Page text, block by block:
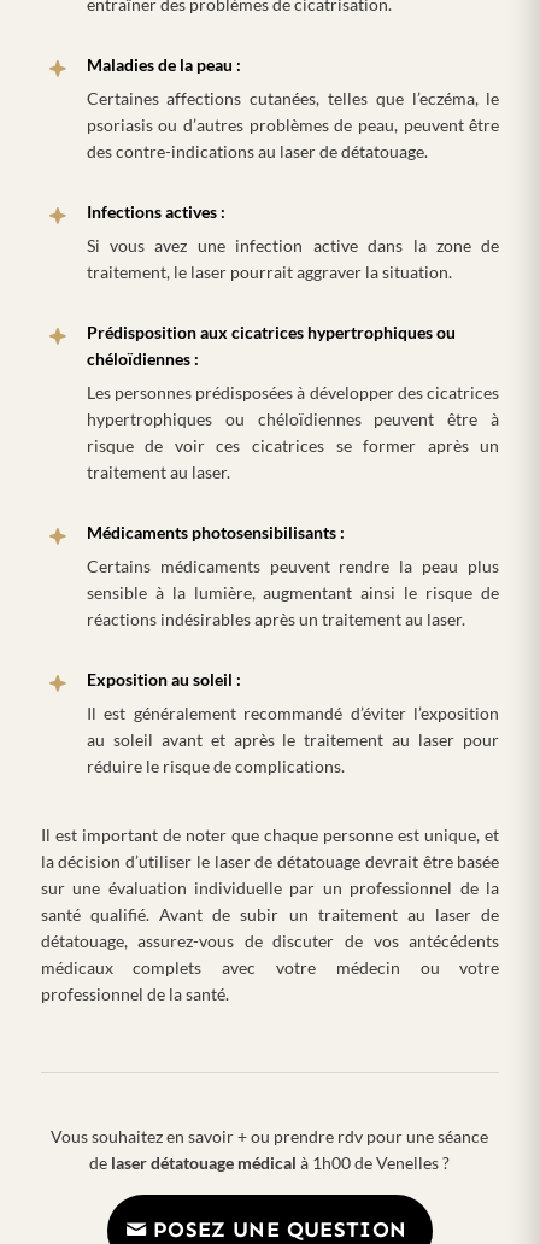
entraîner des problèmes de cicatrisation.
Maladies de la peau :
Certaines affections cutanées, telles que l’eczéma, le
psoriasis ou d’autres problèmes de peau, peuvent être
des contre-indications au laser de détatouage.
Infections actives :
Si vous avez une infection active dans la zone de
traitement, le laser pourrait aggraver la situation.
Prédisposition aux cicatrices hypertrophiques ou
chéloïdiennes :
Les personnes prédisposées à développer des cicatrices
hypertrophiques ou chéloïdiennes peuvent être à
risque de voir ces cicatrices se former après un
traitement au laser.
Médicaments photosensibilisants :
Certains médicaments peuvent rendre la peau plus
sensible à la lumière, augmentant ainsi le risque de
réactions indésirables après un traitement au laser.
Exposition au soleil :
Il est généralement recommandé d’éviter l’exposition
au soleil avant et après le traitement au laser pour
réduire le risque de complications.
Il est important de noter que chaque personne est unique, et
la décision d’utiliser le laser de détatouage devrait être basée
sur une évaluation individuelle par un professionnel de la
santé qualifié. Avant de subir un traitement au laser de
détatouage, assurez-vous de discuter de vos antécédents
médicaux complets avec votre médecin ou votre
professionnel de la santé.
Vous souhaitez en savoir + ou prendre rdv pour une séance
de laser détatouage médical à 1h00 de Venelles ?
POSEZ UNE QUESTION